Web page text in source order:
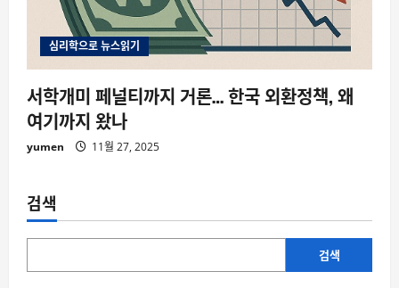
심리학으로 뉴스읽기
서학개미 페널티까지 거론… 한국 외환정책, 왜
여기까지 왔나
yumen 11월 27, 2025
검색
검색